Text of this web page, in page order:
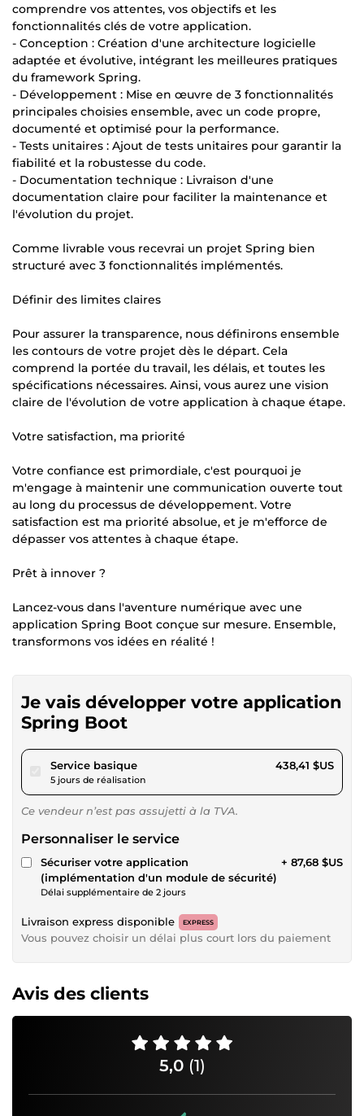
comprendre vos attentes, vos objectifs et les
fonctionnalités clés de votre application.
- Conception : Création d'une architecture logicielle
adaptée et évolutive, intégrant les meilleures pratiques
du framework Spring.
- Développement : Mise en œuvre de 3 fonctionnalités
principales choisies ensemble, avec un code propre,
documenté et optimisé pour la performance.
- Tests unitaires : Ajout de tests unitaires pour garantir la
fiabilité et la robustesse du code.
- Documentation technique : Livraison d'une
documentation claire pour faciliter la maintenance et
l'évolution du projet.
Comme livrable vous recevrai un projet Spring bien
structuré avec 3 fonctionnalités implémentés.
Définir des limites claires
Pour assurer la transparence, nous définirons ensemble
les contours de votre projet dès le départ. Cela
comprend la portée du travail, les délais, et toutes les
spécifications nécessaires. Ainsi, vous aurez une vision
claire de l'évolution de votre application à chaque étape.
Votre satisfaction, ma priorité
Votre confiance est primordiale, c'est pourquoi je
m'engage à maintenir une communication ouverte tout
au long du processus de développement. Votre
satisfaction est ma priorité absolue, et je m'efforce de
dépasser vos attentes à chaque étape.
Prêt à innover ?
Lancez-vous dans l'aventure numérique avec une
application Spring Boot conçue sur mesure. Ensemble,
transformons vos idées en réalité !
Je vais développer votre application
Spring Boot
Service basiquepour 404,07 $US
5 jours de réalisation
438,41 $US
Ce vendeur n’est pas assujetti à la TVA.
Personnaliser le service
Sécuriser votre application
(implémentation d'un module de sécurité)
Délai supplémentaire de 2 jours
+ 87,68 $US
Livraison express disponible EXPRESS
Vous pouvez choisir un délai plus court lors du paiement
Avis des clients
5,0 (1)